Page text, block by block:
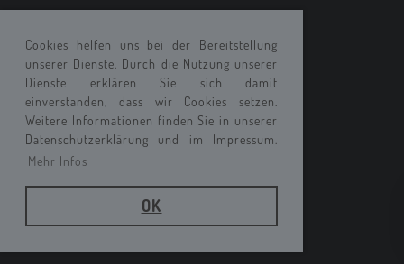
Cookies helfen uns bei der Bereitstellung
unserer Dienste. Durch die Nutzung unserer
Dienste erklären Sie sich damit
einverstanden, dass wir Cookies setzen.
Weitere Informationen finden Sie in unserer
Datenschutzerklärung und im Impressum.
Mehr Infos
OK